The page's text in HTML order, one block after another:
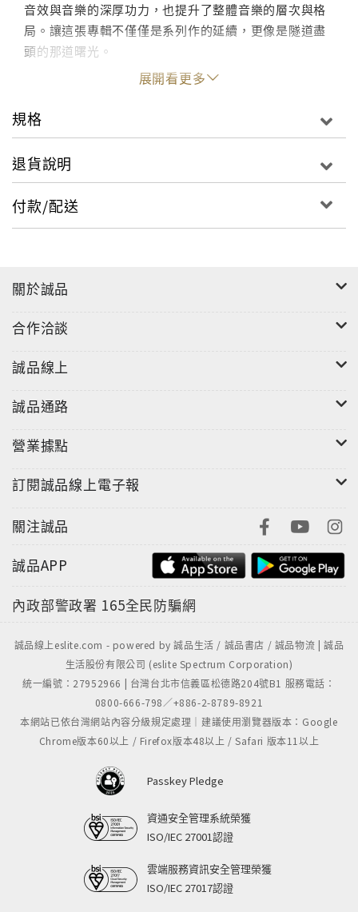
音效與音樂的深厚功力，也提升了整體音樂的層次與格
局。讓這張專輯不僅僅是系列作的延續，更像是隧道盡
頭的那道曙光。
展開看更多
規格
退貨說明
付款/配送
關於誠品
合作洽談
誠品線上
誠品通路
營業據點
訂閱誠品線上電子報
關注誠品
誠品APP
內政部警政署 165全民防騙網
誠品線上eslite.com - powered by 誠品生活 / 誠品書店 / 誠品物流 | 誠品
生活股份有限公司 (eslite Spectrum Corporation)
統一編號：27952966 | 台灣台北市信義區松德路204號B1 服務電話：
0800-666-798／+886-2-8789-8921
本網站已依台灣網站內容分級規定處理｜建議使用瀏覽器版本：Google
Chrome版本60以上 / Firefox版本48以上 / Safari 版本11以上
Passkey Pledge
資通安全管理系統榮獲
ISO/IEC 27001認證
雲端服務資訊安全管理榮獲
ISO/IEC 27017認證